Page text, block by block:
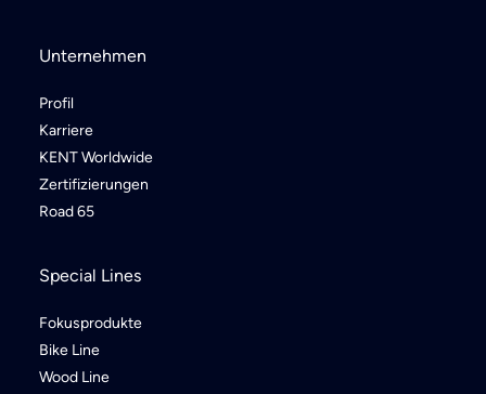
Unternehmen
Profil
Karriere
KENT Worldwide
Zertifizierungen
Road 65
Special Lines
Fokusprodukte
Bike Line
Wood Line